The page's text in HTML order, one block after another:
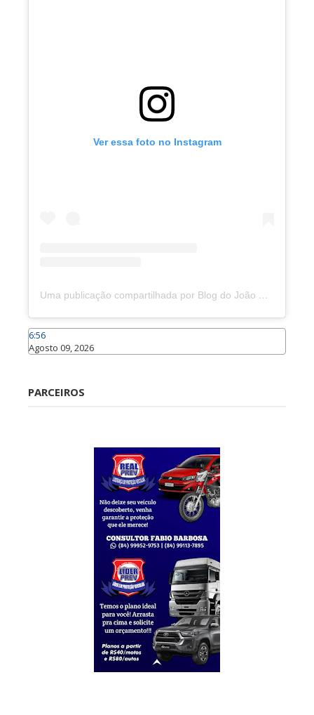
Ver essa foto no Instagram
Uma publicação compartilhada por Blog do João Marcolino (@joaomarcolinoneto)
6:56
Agosto 09, 2026
PARCEIROS